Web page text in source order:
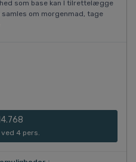
som base kan I tilrettelægge
om morgenmad, tage
4 pers.